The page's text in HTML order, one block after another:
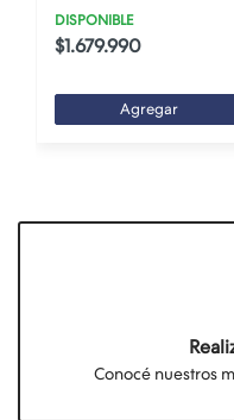
DISPONIBLE
$1.679.990
Agregar
Conocé nuestros